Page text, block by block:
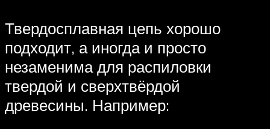
Твердосплавная цепь хорошо
подходит, а иногда и просто
незаменима для распиловки
твердой и сверхтвёрдой
древесины. Например: